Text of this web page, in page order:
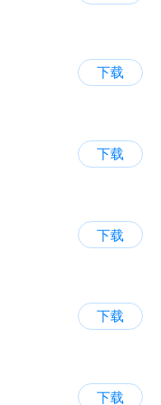
下载
下载
下载
下载
下载